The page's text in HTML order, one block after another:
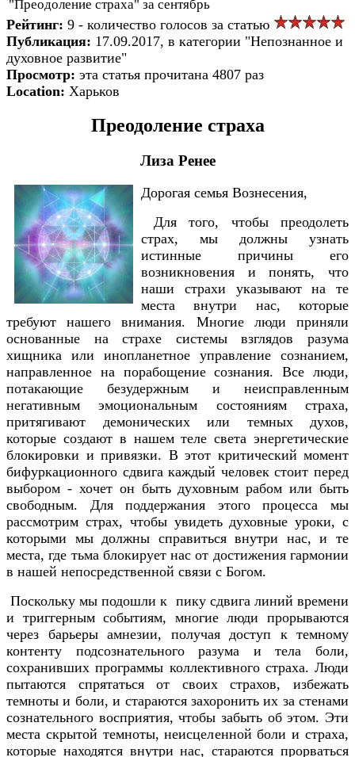
"Преодоление страха" за сентябрь
Рейтинг: 9 - количество голосов за статью
Публикация: 17.09.2017, в категории "Непознанное и
духовное развитие"
Просмотр: эта статья прочитана 4807 раз
Location: Харьков
Преодоление страха
Лиза Ренее
Дорогая семья Вознесения,
Для того, чтобы преодолеть
страх, мы должны узнать
истинные причины его
возникновения и понять, что
наши страхи указывают на те
места внутри нас, которые
требуют нашего внимания. Многие люди приняли
основанные на страхе системы взглядов разума
хищника или инопланетное управление сознанием,
направленное на порабощение сознания. Все люди,
потакающие безудержным и неисправленным
негативным эмоциональным состояниям страха,
притягивают демонических или темных духов,
которые создают в нашем теле света энергетические
блокировки и привязки. В этот критический момент
бифуркационного сдвига каждый человек стоит перед
выбором - хочет он быть духовным рабом или быть
свободным. Для поддержания этого процесса мы
рассмотрим страх, чтобы увидеть духовные уроки, с
которыми мы должны справиться внутри нас, и те
места, где тьма блокирует нас от достижения гармонии
в нашей непосредственной связи с Богом.
Поскольку мы подошли к пику сдвига линий времени
и триггерным событиям, многие люди прорываются
через барьеры амнезии, получая доступ к темному
контенту подсознательного разума и тела боли,
сохранивших программы коллективного страха. Люди
пытаются спрятаться от своих страхов, избежать
темноты и боли, и стараются захоронить их за стенами
сознательного восприятия, чтобы забыть об этом. Эти
места скрытой темноты, неисцеленной боли и страха,
которые находятся внутри нас, стараются прорваться